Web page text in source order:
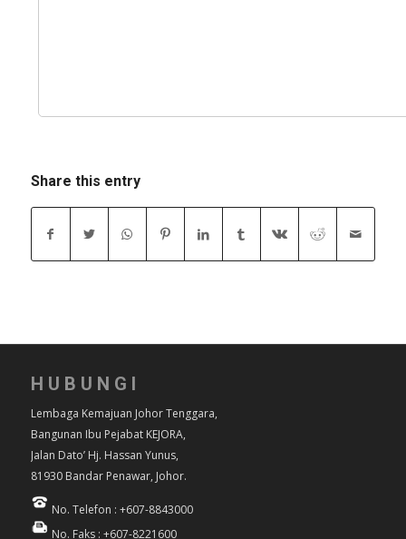
Share this entry
HUBUNGI
Lembaga Kemajuan Johor Tenggara,
Bangunan Ibu Pejabat KEJORA,
Jalan Dato’ Hj. Hassan Yunus,
81930 Bandar Penawar, Johor.
No. Telefon : +607-8843000
No. Faks : +607-8221600